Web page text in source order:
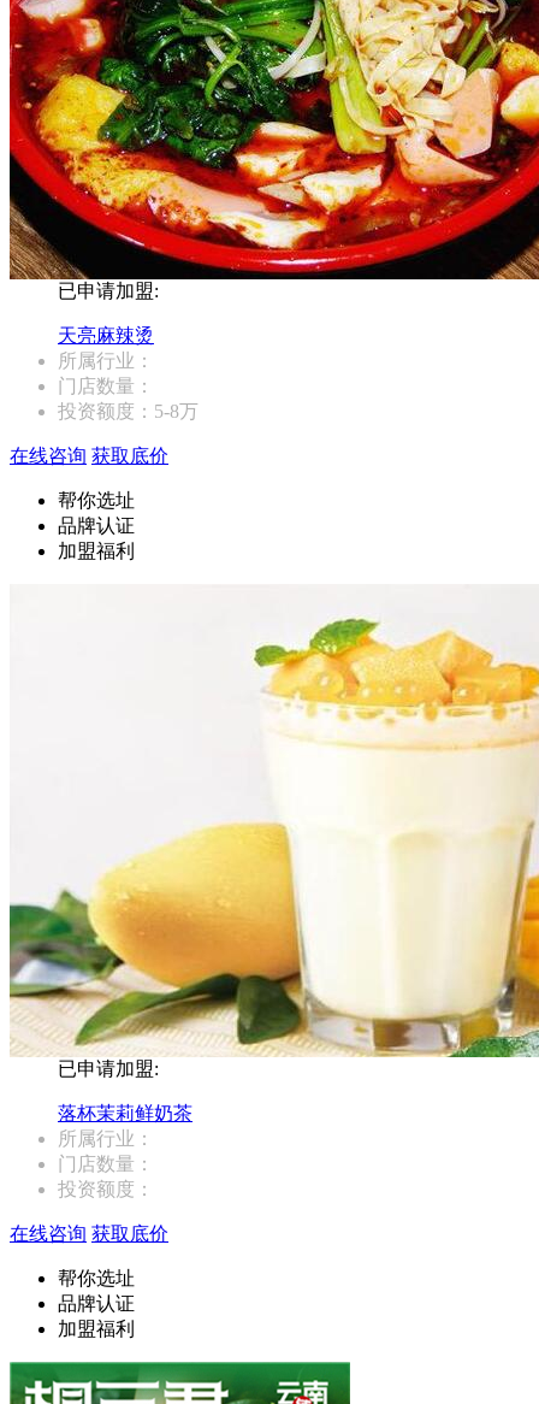
已申请加盟:
天亮麻辣烫
所属行业：
门店数量：
投资额度： 5-8万
在线咨询 获取底价
帮你选址
品牌认证
加盟福利
已申请加盟:
落杯茉莉鲜奶茶
所属行业：
门店数量：
投资额度：
在线咨询 获取底价
帮你选址
品牌认证
加盟福利